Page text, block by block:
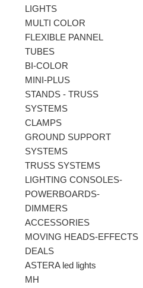
LIGHTS
MULTI COLOR
FLEXIBLE PANNEL
TUBES
BI-COLΟR
MINI-PLUS
STANDS - TRUSS
SYSTEMS
CLAMPS
GROUND SUPPORT
SYSTEMS
TRUSS SYSTEMS
LIGHTING CONSOLES-
POWERBOARDS-
DIMMERS
ACCESSORIES
MOVING HEADS-EFFECTS
DEALS
ASTERA led lights
ΜΗ